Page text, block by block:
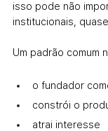
isso pode não
institucionais,
Um padrão comum
o fundador
constrói o
atrai interesse